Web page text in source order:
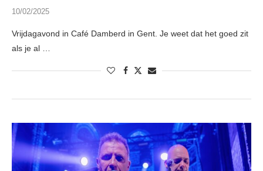
10/02/2025
Vrijdagavond in Café Damberd in Gent. Je weet dat het goed zit
als je al …